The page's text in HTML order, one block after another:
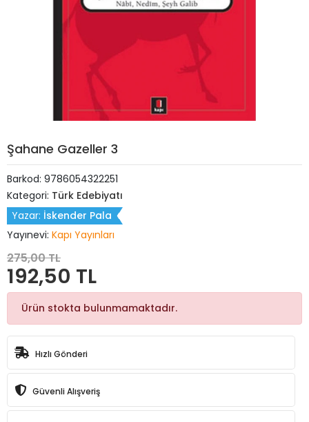
Şahane Gazeller 3
Barkod: 9786054322251
Kategori: Türk Edebiyatı
Yazar: İskender Pala
Yayınevi: Kapı Yayınları
275,00 TL
192,50 TL
Ürün stokta bulunmamaktadır.
Hızlı Gönderi
Güvenli Alışveriş